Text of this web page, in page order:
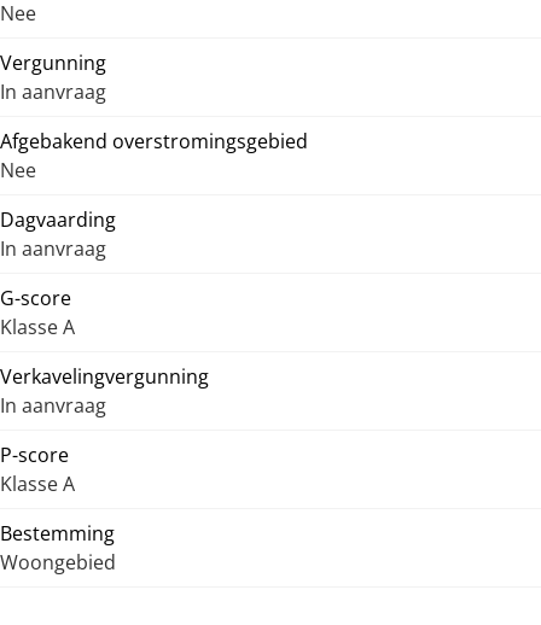
Nee
Vergunning
In aanvraag
Afgebakend overstromingsgebied
Nee
Dagvaarding
In aanvraag
G-score
Klasse A
Verkavelingvergunning
In aanvraag
P-score
Klasse A
Bestemming
Woongebied